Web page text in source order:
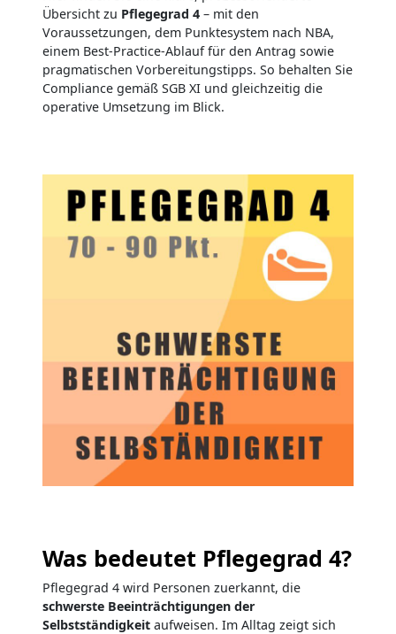
Übersicht zu Pflegegrad 4 – mit den
Voraussetzungen, dem Punktesystem nach NBA,
einem Best-Practice-Ablauf für den Antrag sowie
pragmatischen Vorbereitungstipps. So behalten Sie
Compliance gemäß SGB XI und gleichzeitig die
operative Umsetzung im Blick.
Was bedeutet Pflegegrad 4?
Pflegegrad 4 wird Personen zuerkannt, die
schwerste Beeinträchtigungen der
Selbstständigkeit aufweisen. Im Alltag zeigt sich